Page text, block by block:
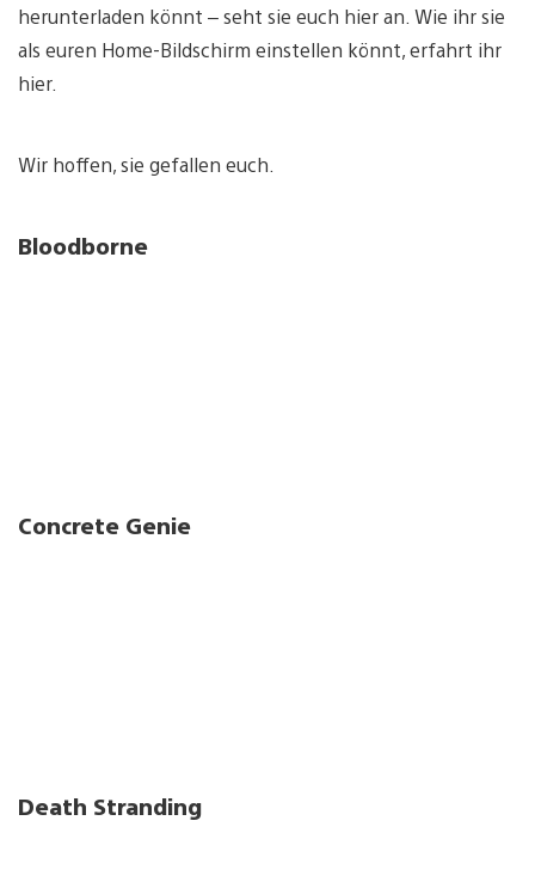
herunterladen könnt – seht sie euch hier an. Wie ihr sie
als euren Home-Bildschirm einstellen könnt, erfahrt ihr
hier.
Wir hoffen, sie gefallen euch.
Bloodborne
Concrete Genie
Death Stranding